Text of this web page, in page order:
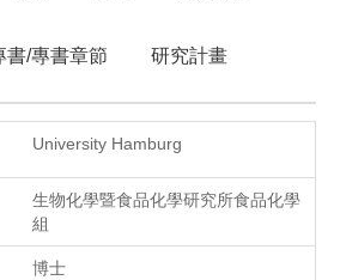
書/專書章節 研究計畫
University Hamburg
生物化學暨食品化學研究所食品化學
組
博士